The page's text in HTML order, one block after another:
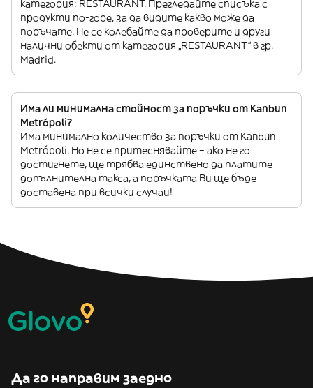
категория: RESTAURANT. Прегледайте списъка с
продукти по-горе, за да видите какво може да
поръчате. Не се колебайте да проверите и други
налични обекти от категория „RESTAURANT“ в гр.
Madrid.
Има ли минимална стойност за поръчки от Kanbun
Metrópoli?
Има минимално количество за поръчки от Kanbun
Metrópoli. Но не се притеснявайте – ако не го
достигнете, ще трябва единствено да платите
допълнителна такса, а поръчката Ви ще бъде
доставена при всички случаи!
Да го направим заедно